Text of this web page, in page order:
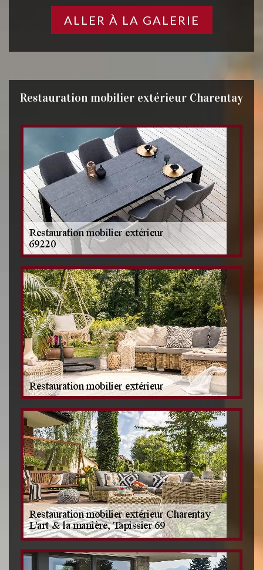
ALLER À LA GALERIE
Restauration mobilier extérieur Charentay